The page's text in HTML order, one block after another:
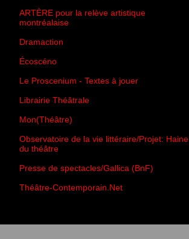
ARTÈRE pour la relève artistique
montréalaise
Dramaction
Écoscéno
Le Proscenium - Textes à jouer
Librairie Théâtrale
Mon(Théâtre)
Observatoire de la vie littéraire/Projet: Haine
du théâtre
Presse de spectacles/Gallica (BnF)
Théâtre-Contemporain.Net